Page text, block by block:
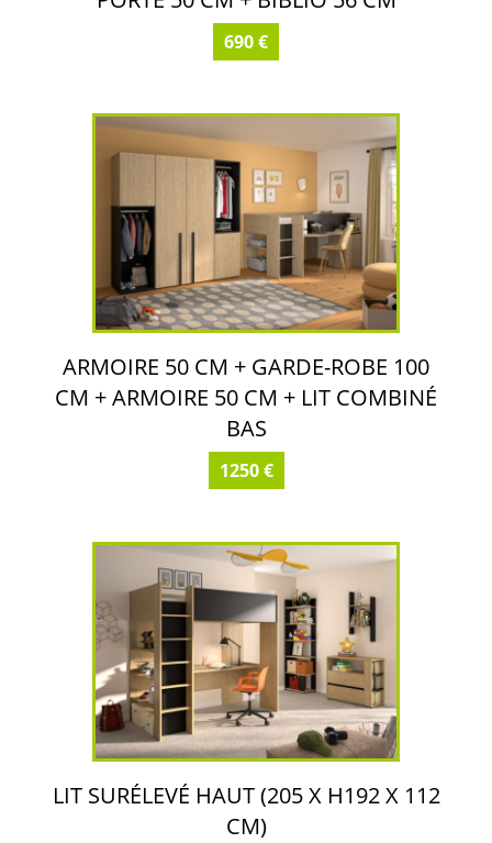
690 €
ARMOIRE 50 CM + GARDE-ROBE 100
CM + ARMOIRE 50 CM + LIT COMBINÉ
BAS
1250 €
LIT SURÉLEVÉ HAUT (205 X H192 X 112
CM)